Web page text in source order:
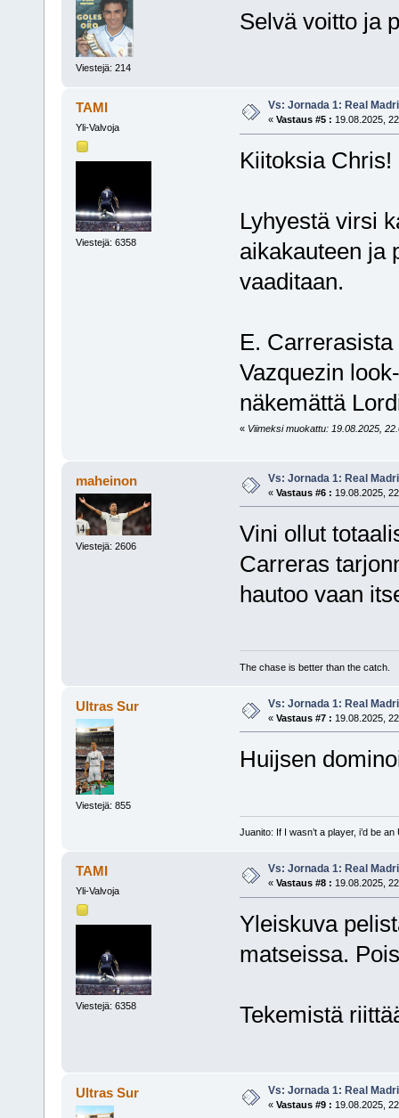
Viestejä: 214
Selvä voitto ja
TAMI
Yli-Valvoja
Viestejä: 6358
Vs: Jornada 1: Real
« Vastaus #5 : 19.08.2025,
Kiitoksia Chris!
Lyhyestä virsi
aikakauteen ja
vaaditaan.
E.
Vazquezin
näkemättä
« Viimeksi muokattu: 19.08.2025,
maheinon
Viestejä: 2606
Vs: Jornada 1: Real
« Vastaus #6 : 19.08.2025,
Vini ollut
Carreras
hautoo vaan
The chase is better than the catch.
Ultras Sur
Viestejä: 855
Vs: Jornada 1: Real
« Vastaus #7 : 19.08.2025,
Huijsen
Juanito: If I wasn’t a player, i’d be an
TAMI
Yli-Valvoja
Viestejä: 6358
Vs: Jornada 1: Real
« Vastaus #8 : 19.08.2025,
Yleiskuva
matseissa.
Tekemistä
Ultras Sur Vs: Jornada 1: Real
« Vastaus #9 : 19.08.2025,